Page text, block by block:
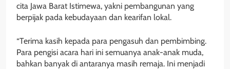
cita Jawa Barat Istimewa, yakni pembangunan yang
berpijak pada kebudayaan dan kearifan lokal.
“Terima kasih kepada para pengasuh dan pembimbing.
Para pengisi acara hari ini semuanya anak-anak muda,
bahkan banyak di antaranya masih remaja. Ini menjadi